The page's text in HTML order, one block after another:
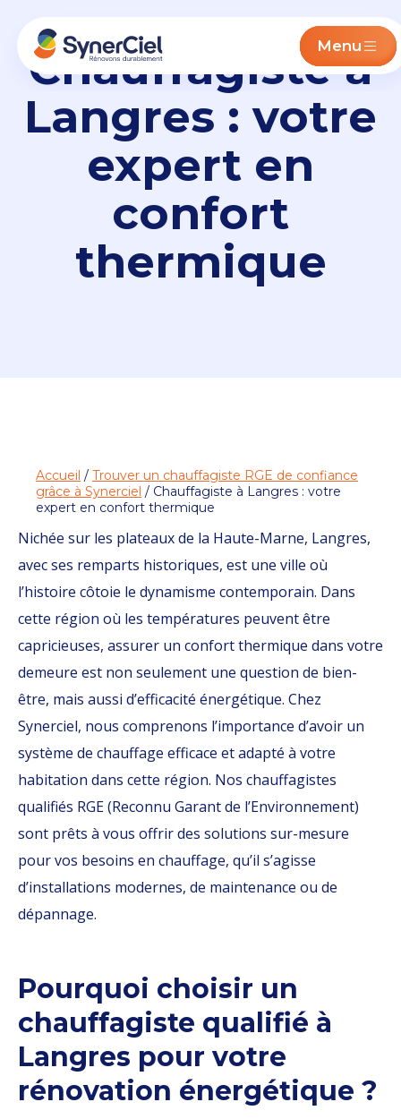
Menu
Chauffagiste à
Langres : votre
expert en
confort
thermique
Accueil / Trouver un chauffagiste RGE de confiance
grâce à Synerciel / Chauffagiste à Langres : votre
expert en confort thermique
Nichée sur les plateaux de la Haute-Marne, Langres,
avec ses remparts historiques, est une ville où
l’histoire côtoie le dynamisme contemporain. Dans
cette région où les températures peuvent être
capricieuses, assurer un confort thermique dans votre
demeure est non seulement une question de bien-
être, mais aussi d’efficacité énergétique. Chez
Synerciel, nous comprenons l’importance d’avoir un
système de chauffage efficace et adapté à votre
habitation dans cette région. Nos chauffagistes
qualifiés RGE (Reconnu Garant de l’Environnement)
sont prêts à vous offrir des solutions sur-mesure
pour vos besoins en chauffage, qu’il s’agisse
d’installations modernes, de maintenance ou de
dépannage.
Pourquoi choisir un
chauffagiste qualifié à
Langres pour votre
rénovation énergétique ?